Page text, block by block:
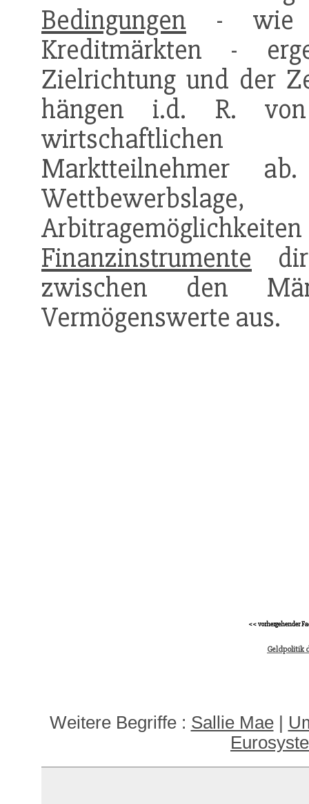
Bedingungen - wie
Kreditmärkten -
Zielrichtung und der
hängen i.d. R. von
Marktteilnehmer
Finanzinstrumente
zwischen den
Vermögenswerte aus.
<< vorhergehender
Geldpolitik
Weitere Begriffe : Sallie Mae|